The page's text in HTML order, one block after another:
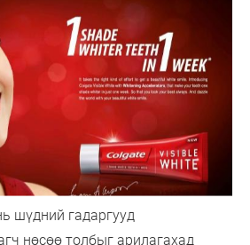
шүдний гадаргууд
нөсөө толбыг арилагахад